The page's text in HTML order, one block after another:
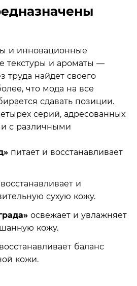
и инновационные
текстуры и ароматы —
труда найдет своего
что мода на все
сдавать позиции.
серий, адресованных
и с различными
питает и восстанавливает
восстанавливает и
сухую кожу.
освежает и увлажняет
кожу.
восстанавливает баланс
кожи.